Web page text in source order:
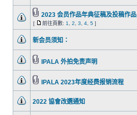
2023 会员作品年典征稿及投稿作品
[ 前往頁數: 1 2 3 4 5 ]
新会员须知：
IPALA 外拍免责声明
IPALA 2023年度经费报销流程
2022 協會改選通知